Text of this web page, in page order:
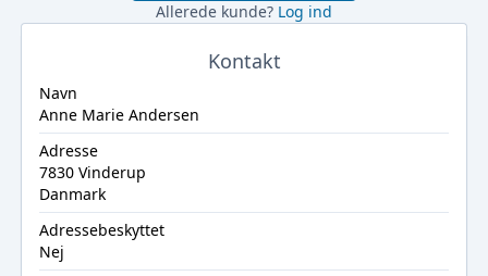
Allerede kunde? Log ind
Kontakt
Navn
Anne Marie Andersen
Adresse
7830 Vinderup
Danmark
Adressebeskyttet
Nej